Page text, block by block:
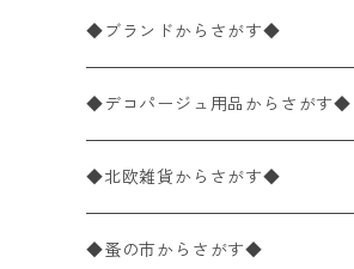
ペーパーナプキン20枚入りパック
ペーパーナプキン10枚入りパック
ライスペーパー
ペーパーリネンナプキン
バラ売り
パック売り
25×25cm（カクテルサイズ）
バラ売り
パック売り
40×40cm（ディナーサイズ）
バラ売り
パック売り
21×21cm（ポケットサイズ）
バラ売り
33cm（ラウンド）
花柄
植物・グリーン柄
動物・鳥・昆虫・蝶柄
海・魚柄
◆ブランドからさがす◆
ドイツ製 IHR/イア
ランチサイズ
カクテルサイズ
ドイツ製 Ambiente/アンビエンテ
ランチサイズ
ドイツ製 Paperproducts Design
◆デコパージュ用品からさがす◆
デコパージュ液
デコパージュ下地
◆北欧雑貨からさがす◆
シリコンモールド
◆蚤の市からさがす◆